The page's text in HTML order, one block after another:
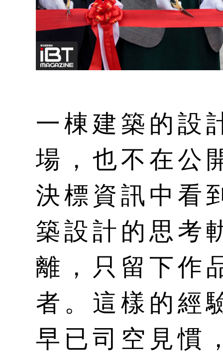
一棟建築的設
場，也不在公
決標資訊中看
築設計的思考
離，只留下作
者。這樣的經
早已司空見慣